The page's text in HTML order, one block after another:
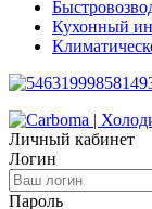
Кухонный
Личный кабинет
Логин
Пароль